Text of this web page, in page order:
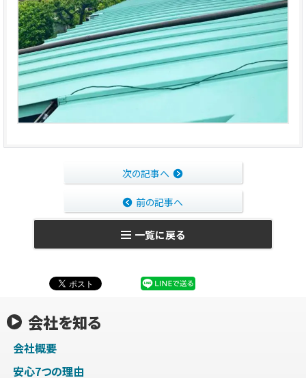
次の記事へ
前の記事へ
一覧に戻る
会社を知る
会社概要
安心7つの理由